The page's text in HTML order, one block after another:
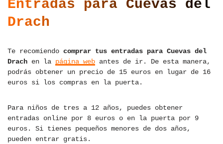
Entradas para Cuevas del
Drach
Te recomiendo comprar tus entradas para Cuevas del
Drach en la página web antes de ir. De esta manera,
podrás obtener un precio de 15 euros en lugar de 16
euros si los compras en la puerta.
Para niños de tres a 12 años, puedes obtener
entradas online por 8 euros o en la puerta por 9
euros. Si tienes pequeños menores de dos años,
pueden entrar gratis.